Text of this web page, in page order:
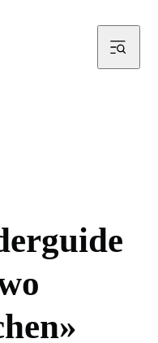
erguide
o
hen»